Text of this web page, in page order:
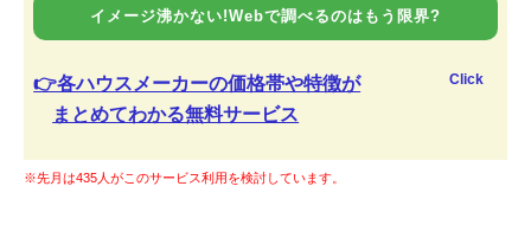
イメージ沸かない!Webで調べるのはもう限界?
👉各ハウスメーカーの価格帯や特徴が
まとめてわかる無料サービス
Click
※先月は435人がこのサービス利用を検討しています。